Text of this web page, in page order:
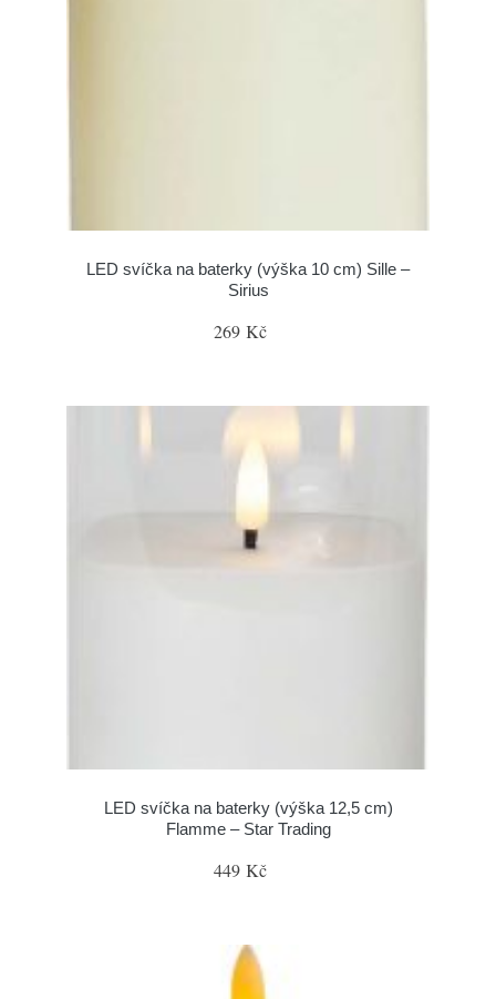
LED svíčka na baterky (výška 10 cm) Sille –
Sirius
269 Kč
LED svíčka na baterky (výška 12,5 cm)
Flamme – Star Trading
449 Kč